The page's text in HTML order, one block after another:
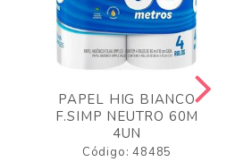
PAPEL HIG BIANCO
F.SIMP NEUTRO 60M
4UN
Código: 48485